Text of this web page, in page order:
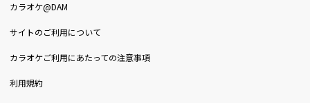
カラオケ@DAM
サイトのご利用について
カラオケご利用にあたっての注意事項
利用規約